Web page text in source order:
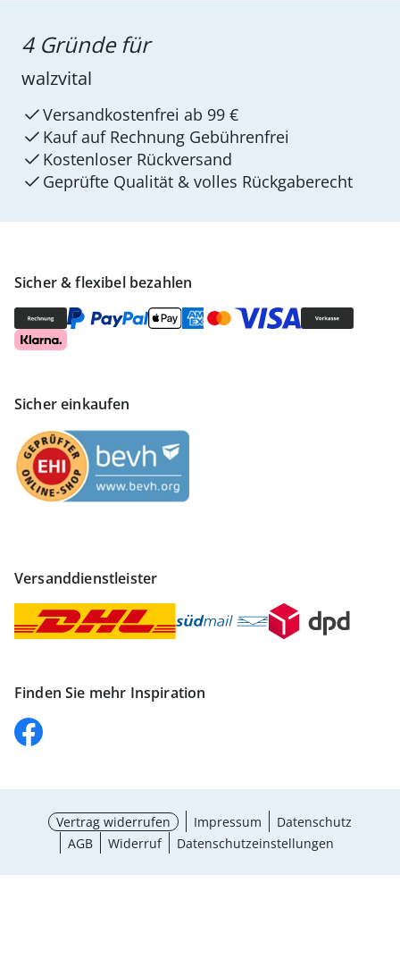
Sicher & flexibel bezahlen
Sicher einkaufen
Versanddienstleister
Finden Sie mehr Inspiration
4 Gründe für
walzvital
Versandkostenfrei ab 99 €
Kauf auf Rechnung Gebührenfrei
Kostenloser Rückversand
Geprüfte Qualität & volles Rückgaberecht
Vertrag widerrufen Impressum
Datenschutz
AGB
Widerruf Datenschutzeinstellungen